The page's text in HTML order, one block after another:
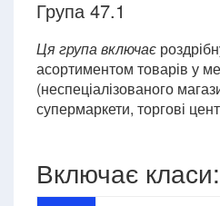
Група 47.1
Ця група включає
асортиментом товарів у
(неспеціалізованого
супермаркети, торгові
Включає класи: